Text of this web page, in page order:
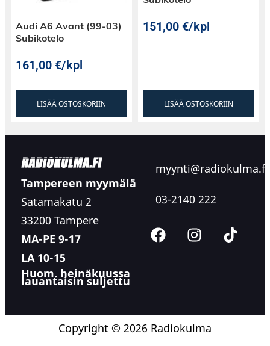
Audi A6 Avant (99-03)
Subikotelo
161,00€/kpl
LISÄÄ OSTOSKORIIN
151,00€/kpl
LISÄÄ OSTOSKORIIN
Tampereen myymälä
Satamakatu 2
33200 Tampere
MA-PE 9-17
LA 10-15
Huom. heinäkuussa
lauantaisin suljettu
myynti@radiokulma.fi
03-2140 222
Copyright © 2026 Radiokulma